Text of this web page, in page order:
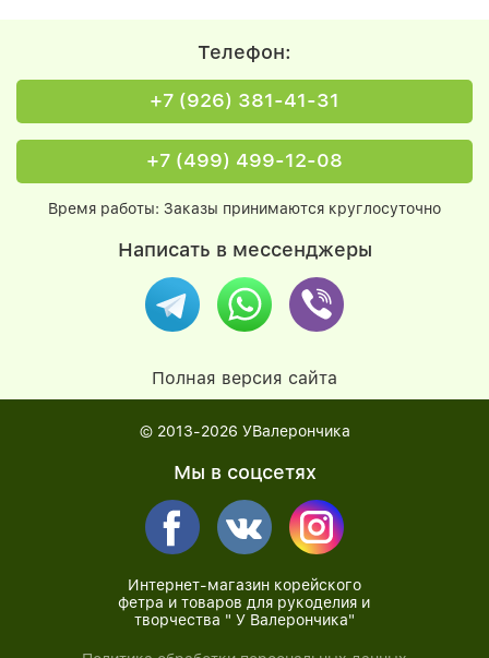
Телефон:
+7 (926) 381-41-31
+7 (499) 499-12-08
Время работы: Заказы принимаются круглосуточно
Написать в мессенджеры
Полная версия сайта
© 2013-2026 УВалерончика
Мы в соцсетях
Интернет-магазин корейского
фетра и товаров для рукоделия и
творчества " У Валерончика"